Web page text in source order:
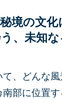
境の文
、未知
、どんな
部に位置